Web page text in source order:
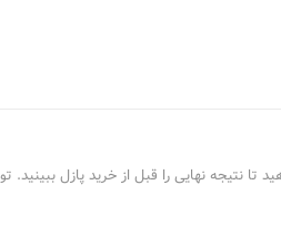
تا نتیجه نهایی را قبل از خرید پازل